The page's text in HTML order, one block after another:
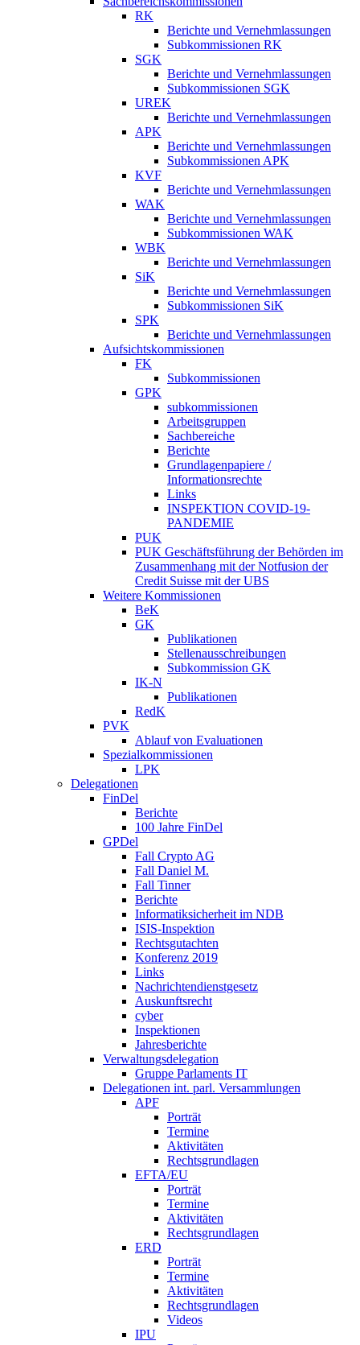
RK
Berichte und Vernehmlassungen
Subkommissionen RK
SGK
Berichte und Vernehmlassungen
Subkommissionen SGK
UREK
Berichte und Vernehmlassungen
APK
Berichte und Vernehmlassungen
Subkommissionen APK
KVF
Berichte und Vernehmlassungen
WAK
Berichte und Vernehmlassungen
Subkommissionen WAK
WBK
Berichte und Vernehmlassungen
SiK
Berichte und Vernehmlassungen
Subkommissionen SiK
SPK
Berichte und Vernehmlassungen
Aufsichtskommissionen
FK
Subkommissionen
GPK
subkommissionen
Arbeitsgruppen
Sachbereiche
Berichte
Grundlagenpapiere /
Informationsrechte
Links
INSPEKTION COVID-19-
PANDEMIE
PUK
PUK Geschäftsführung der Behörden im
Zusammenhang mit der Notfusion der
Credit Suisse mit der UBS
Weitere Kommissionen
BeK
GK
Publikationen
Stellenausschreibungen
Subkommission GK
IK-N
Publikationen
RedK
PVK
Ablauf von Evaluationen
Spezialkommissionen
LPK
Delegationen
FinDel
Berichte
100 Jahre FinDel
GPDel
Fall Crypto AG
Fall Daniel M.
Fall Tinner
Berichte
Informatiksicherheit ­im NDB
ISIS-Inspektion
Rechtsgutachten
Konferenz 2019
Links
Nachrichtendienstgesetz
Auskunftsrecht
cyber
Inspektionen
Jahresberichte
Verwaltungsdelegation
Gruppe Parlaments IT
Delegationen int. parl. Versammlungen
APF
Porträt
Termine
Aktivitäten
Rechtsgrundlagen
EFTA/EU
Porträt
Termine
Aktivitäten
Rechtsgrundlagen
ERD
Porträt
Termine
Aktivitäten
Rechtsgrundlagen
Videos
IPU